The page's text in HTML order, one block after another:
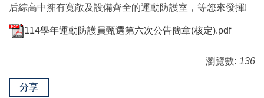
后綜高中擁有寬敞及設備齊全的運動防護室，等您來發揮!
114學年運動防護員甄選第六次公告簡章(核定).pdf
瀏覽數: 136
分享